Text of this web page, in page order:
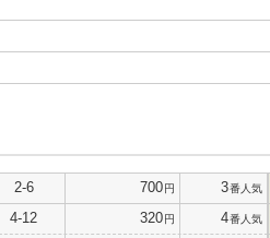
2-6 700円 3番人気
4-12 320円 4番人気